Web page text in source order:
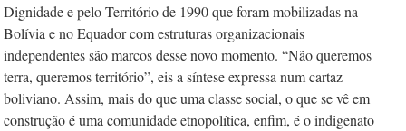
Dignidade e pelo Território de 1990 que foram mobilizadas na
Bolívia e no Equador com estruturas organizacionais
independentes são marcos desse novo momento. “Não queremos
terra, queremos território”, eis a síntese expressa num cartaz
boliviano. Assim, mais do que uma classe social, o que se vê em
construção é uma comunidade etnopolítica, enfim, é o indigenato